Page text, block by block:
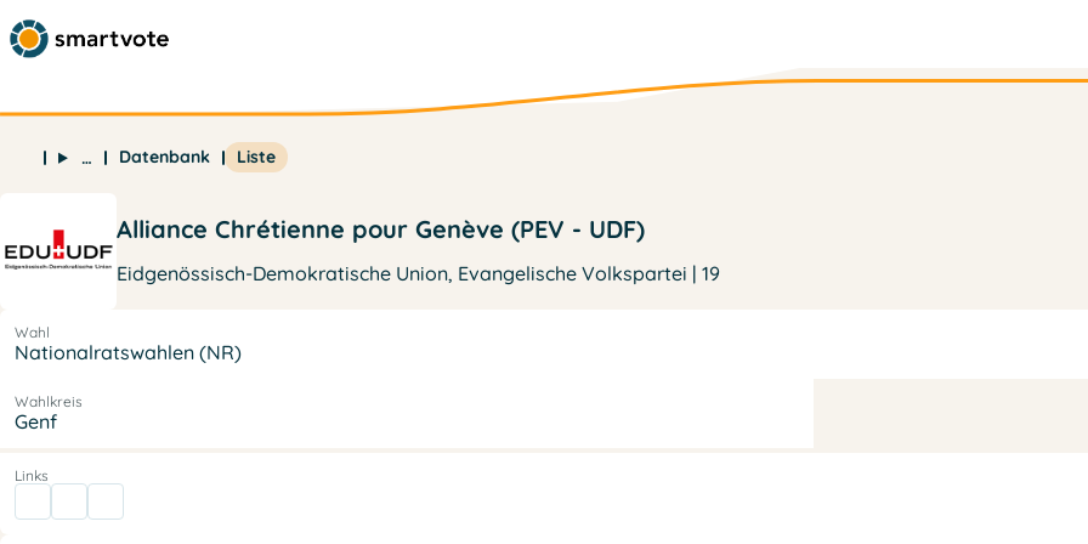
… Datenbank Liste
Alliance Chrétienne pour Genève (PEV - UDF)
Eidgenössisch-Demokratische Union, Evangelische Volkspartei | 19
Wahl
Nationalratswahlen (NR)
Wahlkreis
Genf
Links